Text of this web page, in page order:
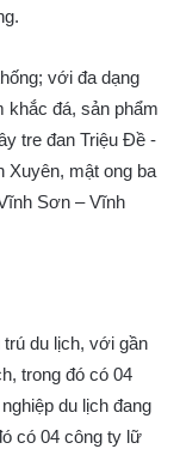
với đa dạng
khắc đá, sản phẩm
tre đan Triệu Đề -
Xuyên, mật ong ba
Sơn – Vĩnh
du lịch, với gần
trong đó có 04
du lịch đang
có 04 công ty lữ